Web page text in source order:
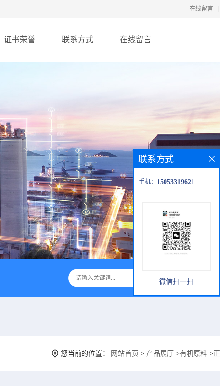
在线留言
证书荣誉 联系方式 在线留言
您当前的位置： 网站首页 > 产品展厅 >有机原料 >
联系方式
手机： 15053319621
微信扫一扫